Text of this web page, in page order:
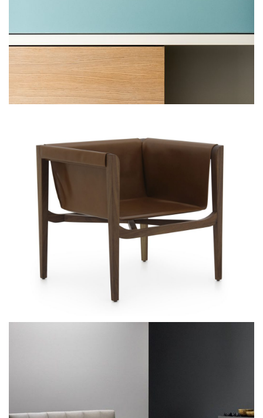
Showcases of the Skytech Showroom
Shelves of TV furniture